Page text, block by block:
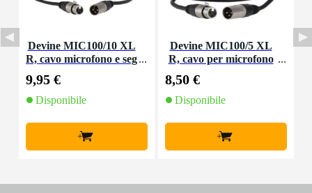
Devine MIC100/10 XL
R, cavo microfono e seg
9,95 €
Disponibile
+
Devine MIC100/5 XL
R, cavo per microfono
8,50 €
Disponibile
+